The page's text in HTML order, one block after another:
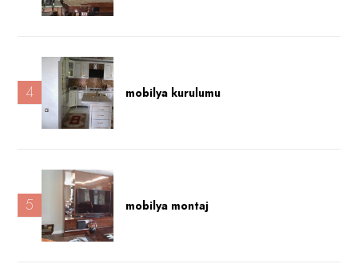
4 mobilya kurulumu
5 mobilya montaj